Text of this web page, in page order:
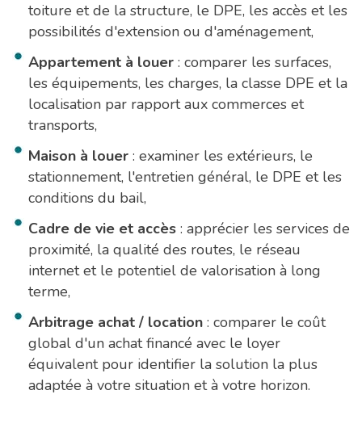
toiture et de la structure, le DPE, les accès et les
possibilités d'extension ou d'aménagement,
Appartement à louer : comparer les surfaces,
les équipements, les charges, la classe DPE et la
localisation par rapport aux commerces et
transports,
Maison à louer : examiner les extérieurs, le
stationnement, l'entretien général, le DPE et les
conditions du bail,
Cadre de vie et accès : apprécier les services de
proximité, la qualité des routes, le réseau
internet et le potentiel de valorisation à long
terme,
Arbitrage achat / location : comparer le coût
global d'un achat financé avec le loyer
équivalent pour identifier la solution la plus
adaptée à votre situation et à votre horizon.